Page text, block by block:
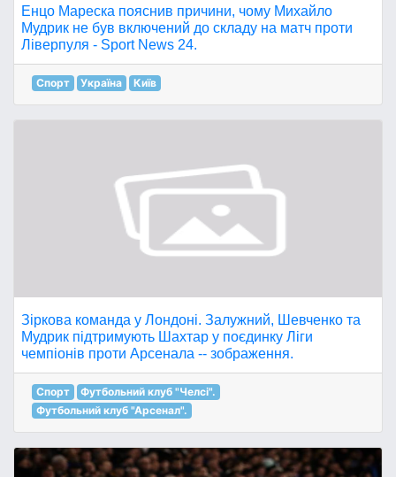
Енцо Мареска пояснив причини, чому Михайло
Мудрик не був включений до складу на матч проти
Ліверпуля - Sport News 24.
Спорт Україна Київ
Зіркова команда у Лондоні. Залужний, Шевченко та
Мудрик підтримують Шахтар у поєдинку Ліги
чемпіонів проти Арсенала -- зображення.
Спорт
Футбольний клуб "Челсі".
Футбольний клуб "Арсенал".